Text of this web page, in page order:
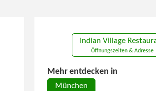
Indian Village
Öffnungszeiten & Adresse
Mehr entdecken in
München